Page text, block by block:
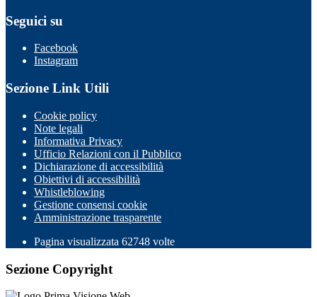
Seguici su
Facebook
Instagram
Sezione Link Utili
Cookie policy
Note legali
Informativa Privacy
Ufficio Relazioni con il Pubblico
Dichiarazione di accessibilità
Obiettivi di accessibilità
Whistleblowing
Gestione consensi cookie
Amministrazione trasparente
Pagina visualizzata 62748 volte
Sezione Copyright